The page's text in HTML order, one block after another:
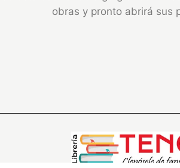
obras y pronto abrirá sus